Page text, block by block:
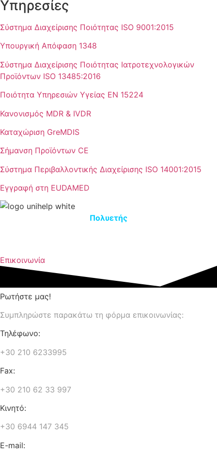
Υπηρεσίες
Σύστημα Διαχείρισης Ποιότητας ISO 9001:2015
Υπουργική Απόφαση 1348
Σύστημα Διαχείρισης Ποιότητας Ιατροτεχνολογικών
Προϊόντων ISO 13485:2016
Ποιότητα Υπηρεσιών Υγείας ΕΝ 15224
Κανονισμός ΜDR & IVDR
Καταχώριση GreMDIS
Σήμανση Προϊόντων CE
Σύστημα Περιβαλλοντικής Διαχείρισης ISO 14001:2015
Εγγραφή στη EUDAMED
Πολυετής
Επικοινωνία
Ρωτήστε μας!
Συμπληρώστε παρακάτω τη φόρμα επικοινωνίας:
Τηλέφωνο:
+30 210 6233995
Fax:
+30 210 62 33 997
Κινητό:
+30 6944 147 345
E-mail: